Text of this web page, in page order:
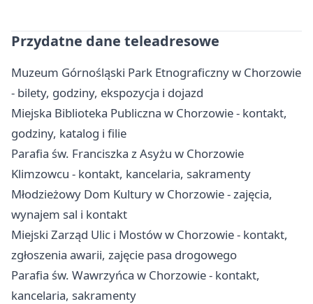
Przydatne dane teleadresowe
Muzeum Górnośląski Park Etnograficzny w Chorzowie
- bilety, godziny, ekspozycja i dojazd
Miejska Biblioteka Publiczna w Chorzowie - kontakt,
godziny, katalog i filie
Parafia św. Franciszka z Asyżu w Chorzowie
Klimzowcu - kontakt, kancelaria, sakramenty
Młodzieżowy Dom Kultury w Chorzowie - zajęcia,
wynajem sal i kontakt
Miejski Zarząd Ulic i Mostów w Chorzowie - kontakt,
zgłoszenia awarii, zajęcie pasa drogowego
Parafia św. Wawrzyńca w Chorzowie - kontakt,
kancelaria, sakramenty